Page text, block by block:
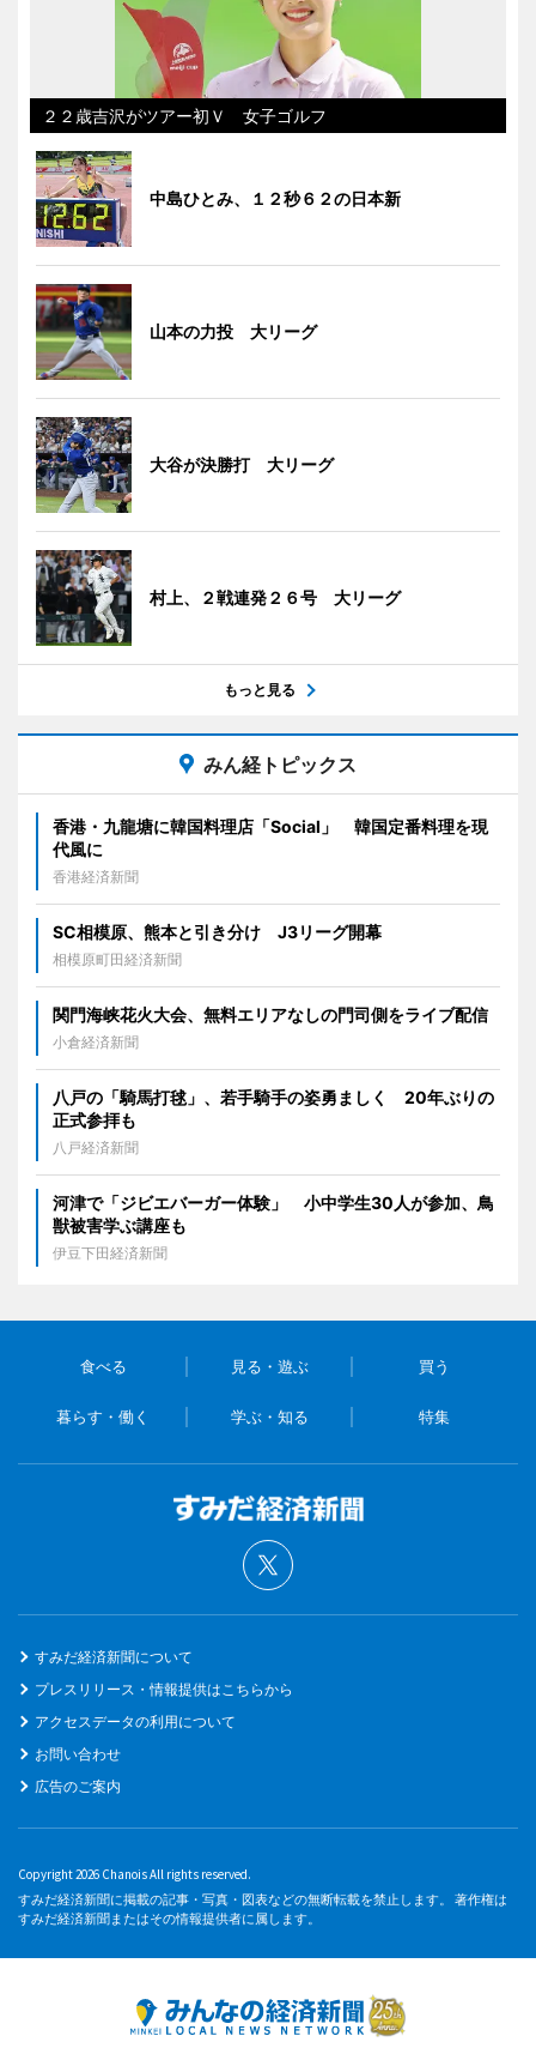
２２歳吉沢がツアー初Ｖ 女子ゴルフ
中島ひとみ、１２秒６２の日本新
山本の力投 大リーグ
大谷が決勝打 大リーグ
村上、２戦連発２６号 大リーグ
もっと見る
みん経トピックス
香港・九龍塘に韓国料理店「Social」 韓国定番料理を現
代風に
香港経済新聞
SC相模原、熊本と引き分け J3リーグ開幕
相模原町田経済新聞
関門海峡花火大会、無料エリアなしの門司側をライブ配信
小倉経済新聞
八戸の「騎馬打毬」、若手騎手の姿勇ましく 20年ぶりの
正式参拝も
八戸経済新聞
河津で「ジビエバーガー体験」 小中学生30人が参加、鳥
獣被害学ぶ講座も
伊豆下田経済新聞
食べる 見る・遊ぶ 買う
暮らす・働く 学ぶ・知る 特集
すみだ経済新聞について
プレスリリース・情報提供はこちらから
アクセスデータの利用について
お問い合わせ
広告のご案内
Copyright 2026 Chanois All rights reserved.
すみだ経済新聞に掲載の記事・写真・図表などの無断転載を禁止します。 著作権は
すみだ経済新聞またはその情報提供者に属します。